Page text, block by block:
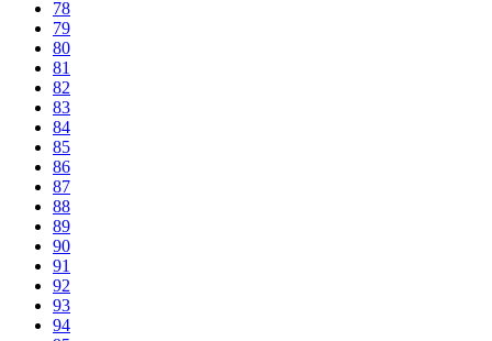
78
79
80
81
82
83
84
85
86
87
88
89
90
91
92
93
94